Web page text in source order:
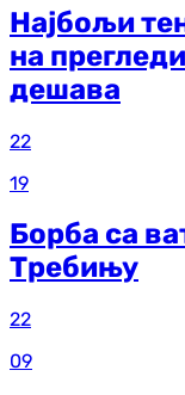
Најбољи
на
дешава
22
19
Борба са
Требињу
22
09